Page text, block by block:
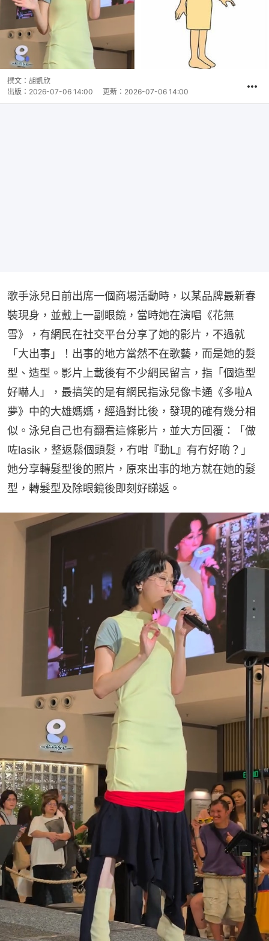
撰文： 胡凱欣
出版： 2026-07-06 14:00 更新： 2026-07-06 14:00
歌手泳兒日前出席一個商場活動時，以某品牌最新春
裝現身，並戴上一副眼鏡，當時她在演唱《花無
雪》，有網民在社交平台分享了她的影片，不過就
「大出事」！出事的地方當然不在歌藝，而是她的髮
型、造型。影片上載後有不少網民留言，指「個造型
好嚇人」，最搞笑的是有網民指泳兒像卡通《多啦A
夢》中的大雄媽媽，經過對比後，發現的確有幾分相
似。泳兒自己也有翻看這條影片，並大方回覆：「做
咗lasik，整返鬆個頭髮，冇咁『動L』有冇好啲？」
她分享轉髮型後的照片，原來出事的地方就在她的髮
型，轉髮型及除眼鏡後即刻好睇返。